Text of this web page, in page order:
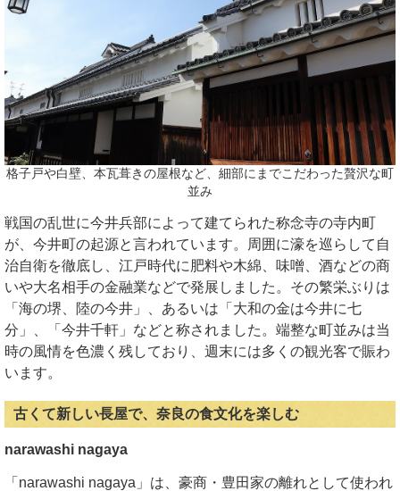
格子戸や白壁、本瓦葺きの屋根など、細部にまでこだわった贅沢な町
並み
戦国の乱世に今井兵部によって建てられた称念寺の寺内町
が、今井町の起源と言われています。周囲に濠を巡らして自
治自衛を徹底し、江戸時代に肥料や木綿、味噌、酒などの商
いや大名相手の金融業などで発展しました。その繁栄ぶりは
「海の堺、陸の今井」、あるいは「大和の金は今井に七
分」、「今井千軒」などと称されました。端整な町並みは当
時の風情を色濃く残しており、週末には多くの観光客で賑わ
います。
古くて新しい長屋で、奈良の食文化を楽しむ
narawashi nagaya
「narawashi nagaya」は、豪商・豊田家の離れとして使われ